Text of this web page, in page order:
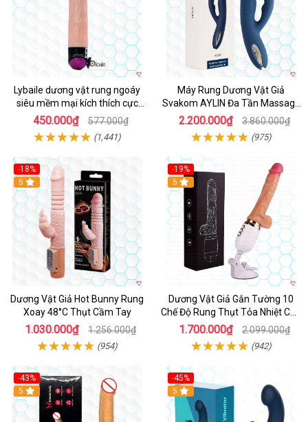
Lybaile dương vật rung ngoáy
siêu mềm mại kích thích cực
mạnh
450.000₫ 577.000₫
(1,441)
Máy Rung Dương Vật Giả
Svakom AYLIN Đa Tần Massage
Sướng
2.200.000₫ 3.860.000₫
(975)
-18%
Hot
5
Dương Vật Giả Hot Bunny Rung
Xoay 48°C Thụt Cầm Tay
1.030.000₫ 1.256.000₫
(954)
-19%
Hot
5
Dương Vật Giả Gắn Tường 10
Chế Độ Rung Thụt Tỏa Nhiệt Cao
Cấp
1.700.000₫ 2.099.000₫
(942)
-43%
5
-45%
Hot
5